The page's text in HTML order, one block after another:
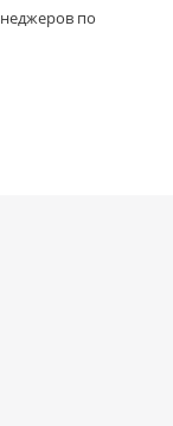
по